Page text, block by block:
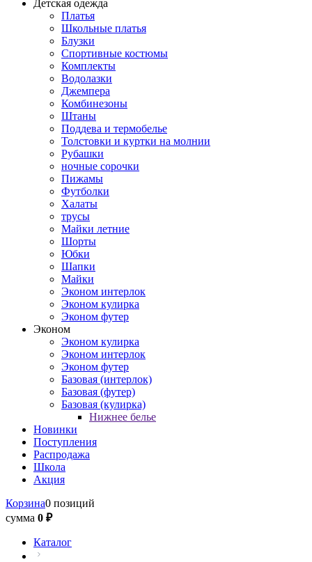
Детская одежда
Платья
Школьные платья
Блузки
Спортивные костюмы
Комплекты
Водолазки
Джемпера
Комбинезоны
Штаны
Поддева и термобелье
Толстовки и куртки на молнии
Рубашки
ночные сорочки
Пижамы
Футболки
Халаты
трусы
Майки летние
Шорты
Юбки
Шапки
Майки
Эконом интерлок
Эконом кулирка
Эконом футер
Эконом
Эконом кулирка
Эконом интерлок
Эконом футер
Базовая (интерлок)
Базовая (футер)
Базовая (кулирка)
Нижнее белье
Новинки
Поступления
Распродажа
Школа
Акция
Корзина0 позиций
сумма 0 ₽
Каталог